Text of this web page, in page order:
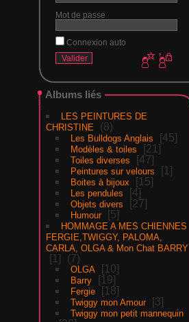
Mot de passe
Connexion auto
Albums liés
LES PEINTURES DE
CHRISTINE
8
Les Bulldogs Anglais 45
Modèles & toiles 21
Toiles diverses 47
Peintures sur velours 1
Boites à bijoux 15
Les pendules 4
Objets divers 27
Humour 5
HOMMAGE A MES CHIENNES
FERGIE,TWIGGY, PALOMA,
CARLA, OLGA & Mon Chat BARRY
1 7
OLGA 10
Barry 19
Fergie 18
Twiggy mon Amour 3
Twiggy mon petit mannequin